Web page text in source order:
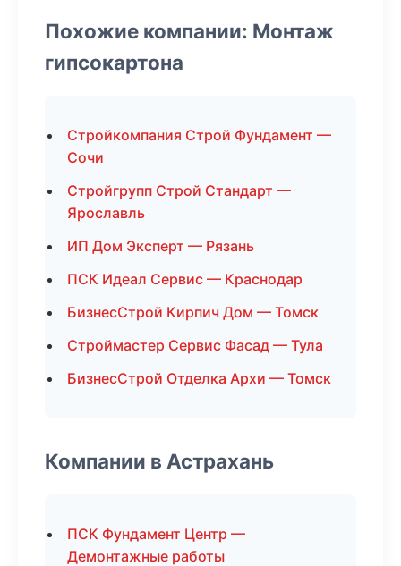
Похожие компании: Монтаж
гипсокартона
Стройкомпания Строй Фундамент —
Сочи
Стройгрупп Строй Стандарт —
Ярославль
ИП Дом Эксперт — Рязань
ПСК Идеал Сервис — Краснодар
БизнесСтрой Кирпич Дом — Томск
Строймастер Сервис Фасад — Тула
БизнесСтрой Отделка Архи — Томск
Компании в Астрахань
ПСК Фундамент Центр —
Демонтажные работы